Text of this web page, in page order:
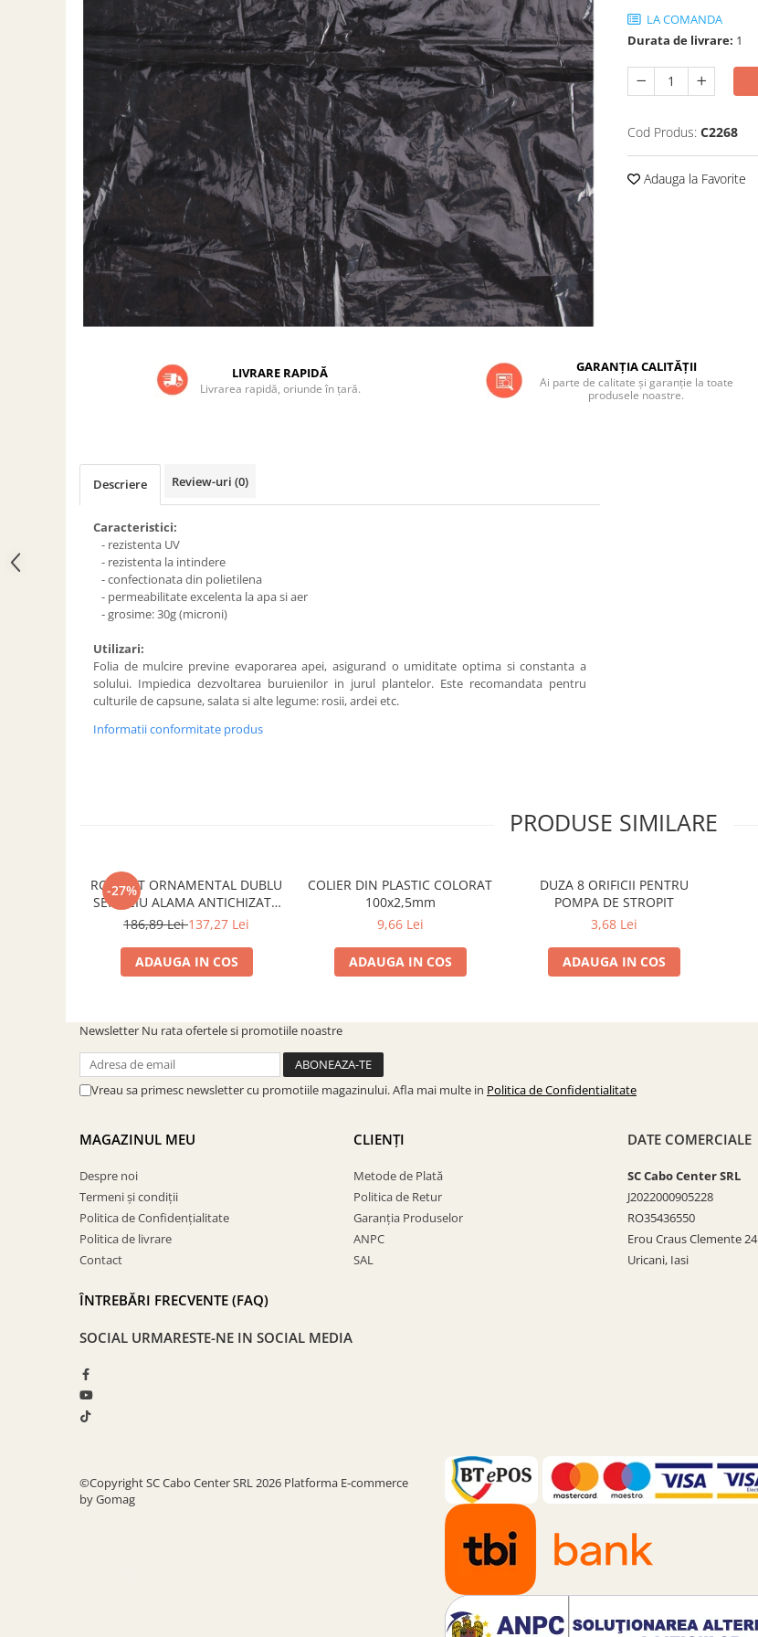
Grătare pe cărbuni
GRĂTARE PE GAZ
Uși pentru sobă și șemineu
VASE DE GĂTIT
Vase pentru gătit din aluminiu
Vase pentru gătit din fontă
Vase pentru gătit din inox
Vase pentru gătit din oțel
CUPTOARE PENTRU SOBĂ
Prelată impermeabilă din
polietilenă cu inele
COȘURI DE FUM
Coșuri de fum din beton
Coșuri de fum din inox
Coșuri de fum din otel
Baterii și accesorii
PLASE DE UMBRIRE/ ANTIGRINDINĂ
TIMP LIBER IN NATURA
TRUSE SI ACCESORII PROFESIONALE
DE CURATARE HORN
ȘEMINEE ȘI ÎNCĂLZITOARE DE
LA COMANDA
Durata de livrare: 1
Cod Produs: C2268
Adauga la Favorite
LIVRARE RAPIDĂ
Livrarea rapidă, oriunde în țară.
GARANȚIA CALITĂȚII
Ai parte de calitate și garanție la toate
produsele noastre.
Descriere Review-uri (0)
Caracteristici:
- rezistenta UV
- rezistenta la intindere
- confectionata din polietilena
- permeabilitate excelenta la apa si aer
- grosime: 30g (microni)
Utilizari:
Folia de mulcire previne evaporarea apei, asigurand o umiditate optima si constanta a
solului. Impiedica dezvoltarea buruienilor in jurul plantelor. Este recomandata pentru
culturile de capsune, salata si alte legume: rosii, ardei etc.
Informatii conformitate produs
PRODUSE SIMILARE
-27%
ROBINET ORNAMENTAL DUBLU
SERVICIU ALAMA ANTICHIZATA
CU CAP ARMATURA CERAMIC
186,89 Lei137,27 Lei
ADAUGA IN COS
COLIER DIN PLASTIC COLORAT
100x2,5mm
9,66 Lei
ADAUGA IN COS
DUZA 8 ORIFICII PENTRU
POMPA DE STROPIT
3,68 Lei
ADAUGA IN COS
Newsletter Nu rata ofertele si promotiile noastre
Vreau sa primesc newsletter cu promotiile magazinului. Afla mai multe in Politica de Confidentialitate
MAGAZINUL MEU
Despre noi
Termeni și condiții
Politica de Confidențialitate
Politica de livrare
Contact
ÎNTREBĂRI FRECVENTE (FAQ)
CLIENȚI
Metode de Plată
Politica de Retur
Garanția Produselor
ANPC
SAL
DATE COMERCIALE
SC Cabo Center SRL
J2022000905228
RO35436550
Erou Craus Clemente 24
Uricani, Iasi
SOCIAL URMARESTE-NE IN SOCIAL MEDIA
©Copyright SC Cabo Center SRL 2026 Platforma E-commerce
by Gomag